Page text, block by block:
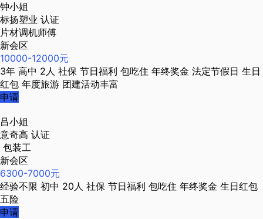
钟小姐
标扬塑业 认证
片材调机师傅
新会区
10000-12000元
3年 高中 2人 社保 节日福利 包吃住 年终奖金 法定节假日 生日
红包 年度旅游 团建活动丰富
申请
吕小姐
意奇高 认证
包装工
新会区
6300-7000元
经验不限 初中 20人 社保 节日福利 包吃住 年终奖金 生日红包
五险
申请